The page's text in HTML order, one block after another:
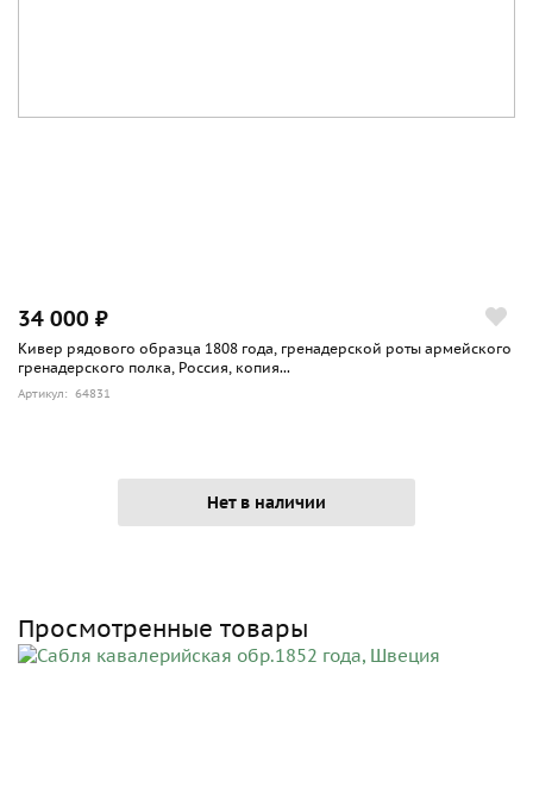
34 000 ₽
Кивер рядового образца 1808 года, гренадерской роты армейского
гренадерского полка, Россия, копия...
Артикул: 64831
Нет в наличии
Просмотренные товары